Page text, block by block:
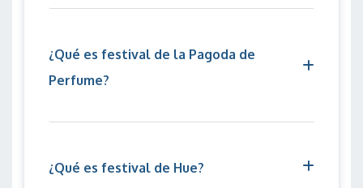
¿Qué es festival de la Pagoda de
Perfume?
¿Qué es festival de Hue?